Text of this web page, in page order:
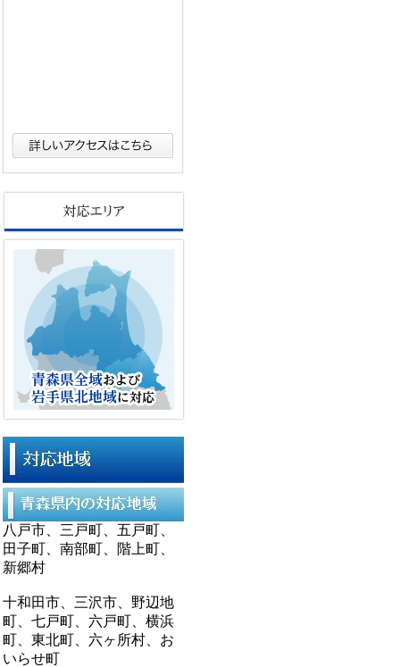
八戸市、三戸町、五戸町、
田子町、南部町、階上町、
新郷村
十和田市、三沢市、野辺地
町、七戸町、六戸町、横浜
町、東北町、六ヶ所村、お
いらせ町